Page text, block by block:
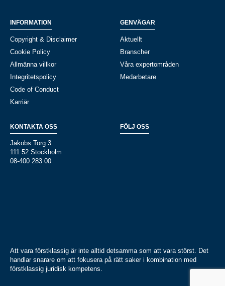
INFORMATION
Copyright & Disclaimer
Cookie Policy
Allmänna villkor
Integritetspolicy
Code of Conduct
Karriär
GENVÄGAR
Aktuellt
Branscher
Våra expertområden
Medarbetare
KONTAKTA OSS
Jakobs Torg 3
111 52 Stockholm
08-400 283 00
FÖLJ OSS
Att vara förstklassig är inte alltid detsamma som att vara störst. Det
handlar snarare om att fokusera på rätt saker i kombination med
förstklassig juridisk kompetens.